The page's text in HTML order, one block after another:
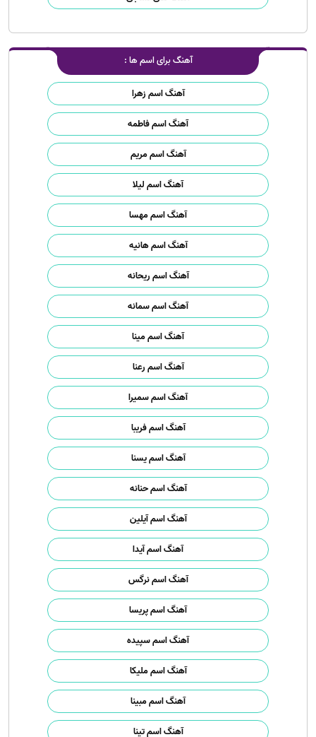
آهنگ برای اسم ها :
آهنگ اسم زهرا
آهنگ اسم فاطمه
آهنگ اسم مریم
آهنگ اسم لیلا
آهنگ اسم مهسا
آهنگ اسم هانیه
آهنگ اسم ریحانه
آهنگ اسم سمانه
آهنگ اسم مینا
آهنگ اسم رعنا
آهنگ اسم سمیرا
آهنگ اسم فریبا
آهنگ اسم یسنا
آهنگ اسم حنانه
آهنگ اسم آیلین
آهنگ اسم آیدا
آهنگ اسم نرگس
آهنگ اسم پریسا
آهنگ اسم سپیده
آهنگ اسم ملیکا
آهنگ اسم مبینا
آهنگ اسم تینا